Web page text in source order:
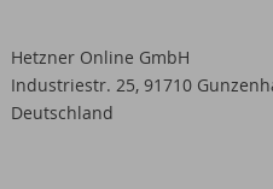
Hetzner Online GmbH
Industriestr. 25, 91710
Deutschland